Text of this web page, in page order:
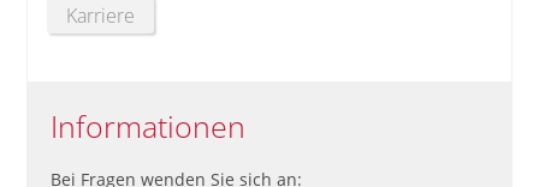
Karriere
Informationen
Bei Fragen wenden Sie sich an: